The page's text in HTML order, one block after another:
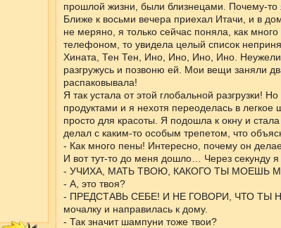
прошлой жизни, были близнецами. Почему-то
Ближе к восьми вечера приехал Итачи, и в
не меряно, я только сейчас поняла, как
телефоном, то увидела целый список
Хината, Тен Тен, Ино, Ино, Ино, Ино. Неужели
разгружусь и позвоню ей. Мои вещи заняли
распаковывала!
Я так устала от этой глобальной разгрузки!
продуктами и я нехотя переоделась в
просто для красоты. Я подошла к окну и
делал с каким-то особым трепетом, что
- Как много пены! Интересно, почему он
И вот тут-то до меня дошло… Через секунду я
- УЧИХА, МАТЬ ТВОЮ, КАКОГО ТЫ МОЕШЬ
- А, это твоя?
- ПРЕДСТАВЬ СЕБЕ! И НЕ ГОВОРИ, ЧТО ТЫ НЕ
мочалку и направилась к дому.
- Так значит шампуни тоже твои?